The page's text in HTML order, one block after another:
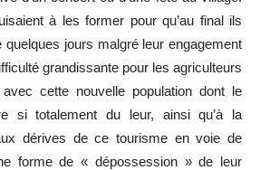
à les former pour qu’au final ils
quelques jours malgré leur engagement
grandissante pour les agriculteurs
cette nouvelle population dont le
si totalement du leur, ainsi qu’à la
dérives de ce tourisme en voie de
forme de « dépossession » de leur